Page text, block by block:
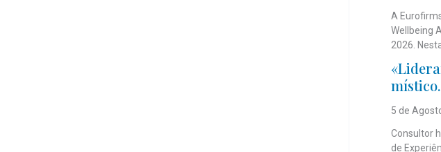
A
Wellbeing
2026.
5 de
Consultor
de